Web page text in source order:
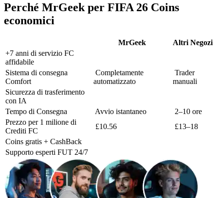
Perché MrGeek per FIFA 26 Coins
economici
MrGeek
Altri Negozi
+7 anni di servizio FC
affidabile
Sistema di consegna
Comfort
Completamente
automatizzato
Trader
manuali
Sicurezza di trasferimento
con IA
Tempo di Consegna
Avvio istantaneo
2–10 ore
Prezzo per 1 milione di
Crediti FC
£10.56
£13–18
Coins gratis + CashBack
Supporto esperti FUT 24/7